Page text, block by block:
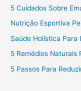
5 Cuidados Sobre
Nutrição Esportiva
Saúde Holística Para
5 Remédios Naturais
5 Passos Para